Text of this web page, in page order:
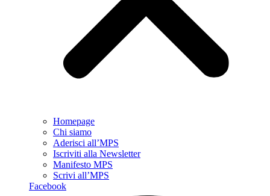
Homepage
Chi siamo
Aderisci all’MPS
Iscriviti alla Newsletter
Manifesto MPS
Scrivi all’MPS
Facebook